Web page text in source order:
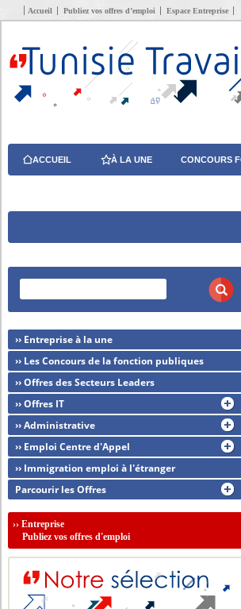
Accueil Publiez vos offres d’emploi Espace Entreprise
ACCUEIL À LA UNE CONCOURS
›› Entreprise à la une
›› Les Concours de la fonction publiques
›› Offres des Secteurs Leaders
›› Offres IT
›› Administrative
›› Emploi Centre d'Appel
›› Immigration emploi à l'étranger
Parcourir les Offres
››Entreprise
Publiez vos offres d'emploi